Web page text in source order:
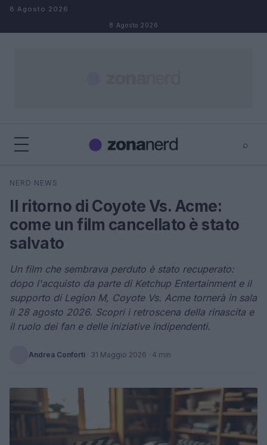
Salta al contenuto
8 Agosto 2026
8 Agosto 2026
⌕
Cerca
NERD NEWS
Il ritorno di Coyote Vs. Acme:
come un film cancellato è stato
salvato
Un film che sembrava perduto è stato recuperato:
dopo l'acquisto da parte di Ketchup Entertainment e il
supporto di Legion M, Coyote Vs. Acme tornerà in sala
il 28 agosto 2026. Scopri i retroscena della rinascita e
il ruolo dei fan e delle iniziative indipendenti.
Andrea Conforti · 31 Maggio 2026 · 4 min